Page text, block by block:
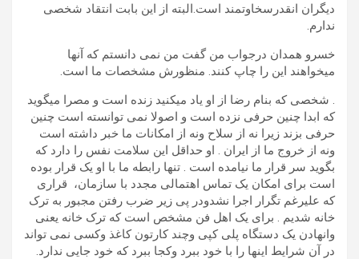
دیگران انقدرسخاوتمند است.البته از این بابت انتقاد شخصی
ندارم.
خسرو همدان درجواب من گفت من نمی دانستم که آنها
میخواهند این را چاپ کنند. منظورش مشخصات ما است.
. شخصی که بنام رضا از او یاد میکنید زنده است و مصرا میگوید
که ابدا چنین حرفی نزده است و اصولا نمی توانسته است چنین
حرفی بزند زیرا نه از سلاح ونه از امکانات ما خبر داشته است
ونه از خروج ما از ایران . او حداقل این سلامت نفس را دارد که
بگوید سر قرار ما نیامده است . تنها رابطه ما با او یک قرار بوده
است برای امکان یک تماس اهتمالی مجدد با سازمان، قراری
که علیرغم تگرار اجرا نشدودر پی زیر ضرب رفتن مجبور به ترک
خانه شدیم . برای یک اهل فن مشخص است که ترک خانه یعنی
وانهادن یک دستگاه پلی کپی وچند کارتون کاغذ وکسی نمی تواند
در آن شرایط اینها را با خود ببرد وکجا ببرد که خود جایی ندارد.